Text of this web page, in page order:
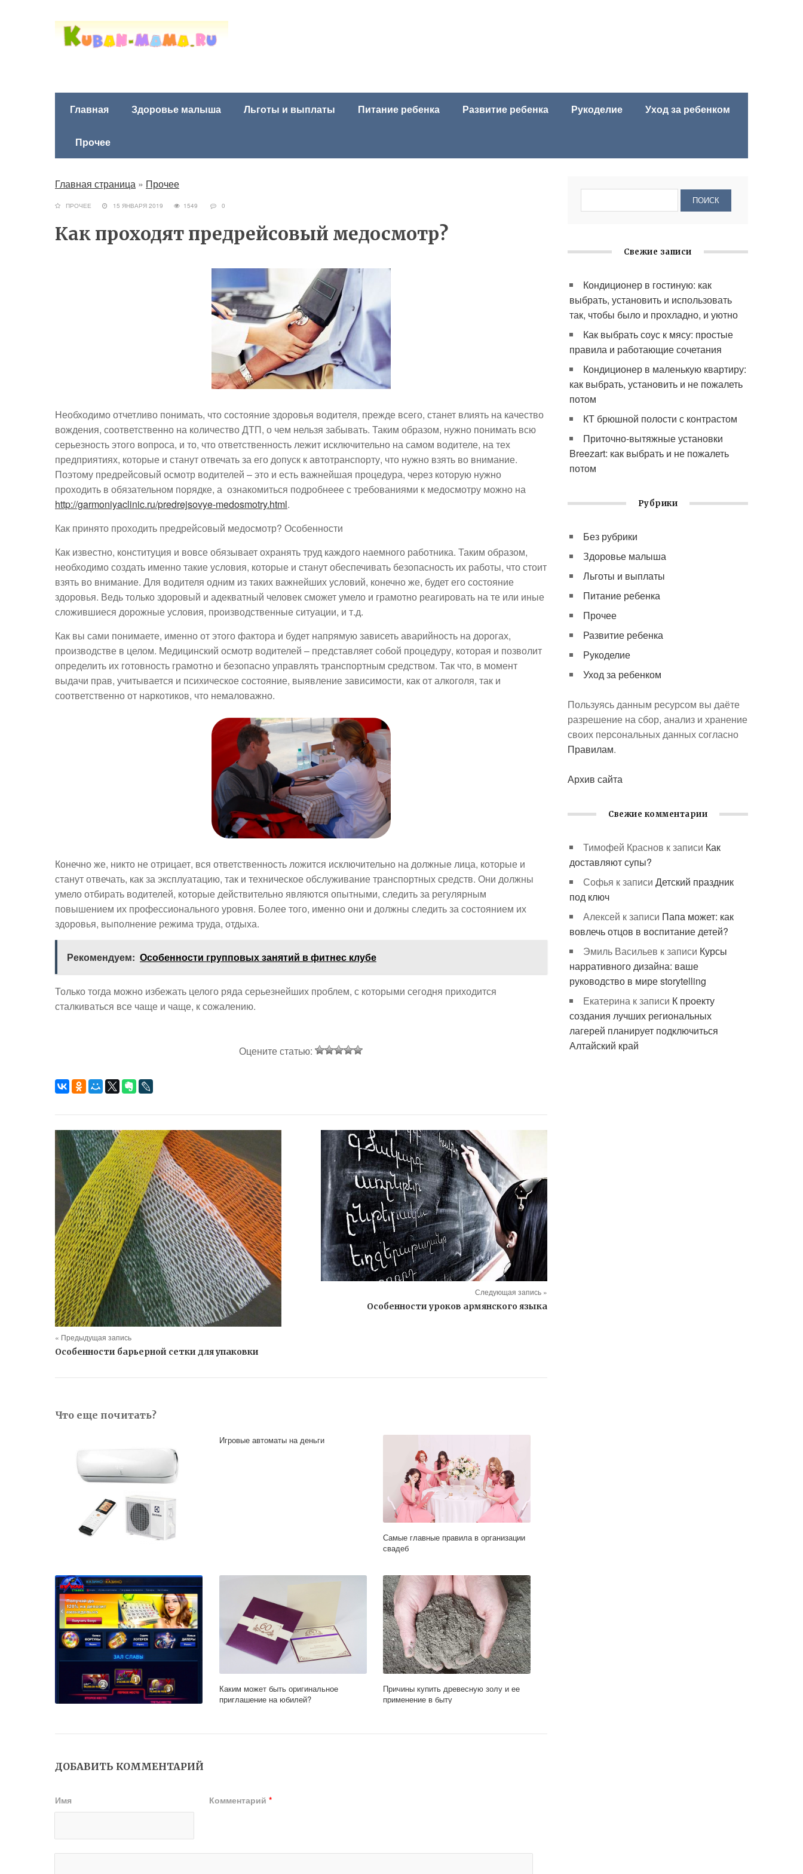
Главная Здоровье малыша Льготы и выплаты Питание ребенка Развитие ребенка Рукоделие Уход за ребенком
Прочее
Главная страница » Прочее
ПРОЧЕЕ 15 ЯНВАРЯ 2019 1549 0
Как проходят предрейсовый медосмотр?
Необходимо отчетливо понимать, что состояние здоровья водителя, прежде всего, станет влиять на качество
вождения, соответственно на количество ДТП, о чем нельзя забывать. Таким образом, нужно понимать всю
серьезность этого вопроса, и то, что ответственность лежит исключительно на самом водителе, на тех
предприятиях, которые и станут отвечать за его допуск к автотранспорту, что нужно взять во внимание.
Поэтому предрейсовый осмотр водителей – это и есть важнейшая процедура, через которую нужно
проходить в обязательном порядке, а ознакомиться подробнеее с требованиями к медосмотру можно на
http://garmoniyaclinic.ru/predrejsovye-medosmotry.html.
Как принято проходить предрейсовый медосмотр? Особенности
Как известно, конституция и вовсе обязывает охранять труд каждого наемного работника. Таким образом,
необходимо создать именно такие условия, которые и станут обеспечивать безопасность их работы, что стоит
взять во внимание. Для водителя одним из таких важнейших условий, конечно же, будет его состояние
здоровья. Ведь только здоровый и адекватный человек сможет умело и грамотно реагировать на те или иные
сложившиеся дорожные условия, производственные ситуации, и т.д.
Как вы сами понимаете, именно от этого фактора и будет напрямую зависеть аварийность на дорогах,
производстве в целом. Медицинский осмотр водителей – представляет собой процедуру, которая и позволит
определить их готовность грамотно и безопасно управлять транспортным средством. Так что, в момент
выдачи прав, учитывается и психическое состояние, выявление зависимости, как от алкоголя, так и
соответственно от наркотиков, что немаловажно.
Конечно же, никто не отрицает, вся ответственность ложится исключительно на должные лица, которые и
станут отвечать, как за эксплуатацию, так и техническое обслуживание транспортных средств. Они должны
умело отбирать водителей, которые действительно являются опытными, следить за регулярным
повышением их профессионального уровня. Более того, именно они и должны следить за состоянием их
здоровья, выполнение режима труда, отдыха.
Рекомендуем: Особенности групповых занятий в фитнес клубе
Только тогда можно избежать целого ряда серьезнейших проблем, с которыми сегодня приходится
сталкиваться все чаще и чаще, к сожалению.
Оцените статью:
« Предыдущая запись
Особенности барьерной сетки для упаковки
Следующая запись »
Особенности уроков армянского языка
Что еще почитать?
Кондиционер в гостиную: как выбрать,
установить и использовать так, чтобы
было и прохладно, и уютно
Игровые автоматы на деньги
Самые главные правила в организации
свадеб
Каким может быть оригинальное
приглашение на юбилей?
Причины купить древесную золу и ее
применение в быту
ДОБАВИТЬ КОММЕНТАРИЙ
Имя Комментарий*
Свежие записи
Кондиционер в гостиную: как
выбрать, установить и использовать
так, чтобы было и прохладно, и уютно
Как выбрать соус к мясу: простые
правила и работающие сочетания
Кондиционер в маленькую квартиру:
как выбрать, установить и не пожалеть
потом
КТ брюшной полости с контрастом
Приточно-вытяжные установки
Breezart: как выбрать и не пожалеть
потом
Рубрики
Без рубрики
Здоровье малыша
Льготы и выплаты
Питание ребенка
Прочее
Развитие ребенка
Рукоделие
Уход за ребенком
Пользуясь данным ресурсом вы даёте
разрешение на сбор, анализ и хранение
своих персональных данных согласно
Правилам.
Архив сайта
Свежие комментарии
Тимофей Краснов к записи Как
доставляют супы?
Софья к записиДетский праздник
под ключ
Алексей к записи Папа может: как
вовлечь отцов в воспитание детей?
Эмиль Васильев к записи Курсы
нарративного дизайна: ваше
руководство в мире storytelling
Екатерина к записи К проекту
создания лучших региональных
лагерей планирует подключиться
Алтайский край